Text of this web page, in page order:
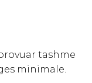
tashme
minimale.